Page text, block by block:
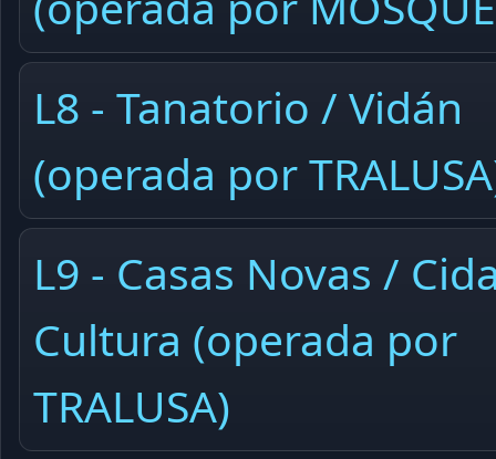
L8 - Tanatorio / Vidán
(operada por
L9 - Casas Novas /
Cultura (operada por
TRALUSA)